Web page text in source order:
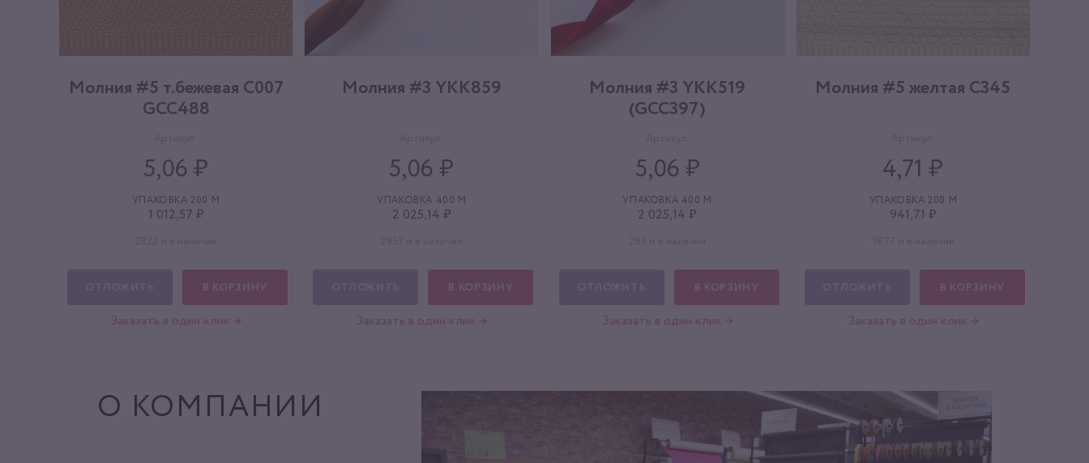
Молния #5 т.бежевая С007
GCC488
5,06 ₽
УПАКОВКА 200 М
1 012,57 ₽
В КОРЗИНУ
Заказать в один клик →
Молния #3 YKK859
5,06 ₽
УПАКОВКА 400 М
2 025,14 ₽
В КОРЗИНУ
Заказать в один клик →
Молния #3 YKK519
(GCC397)
5,06 ₽
УПАКОВКА 400 М
2 025,14 ₽
В КОРЗИНУ
Заказать в один клик →
Молния #5 желтая C345
4,71 ₽
УПАКОВКА 200 М
941,71 ₽
В КОРЗИНУ
Заказать в один клик →
О КОМПАНИИ